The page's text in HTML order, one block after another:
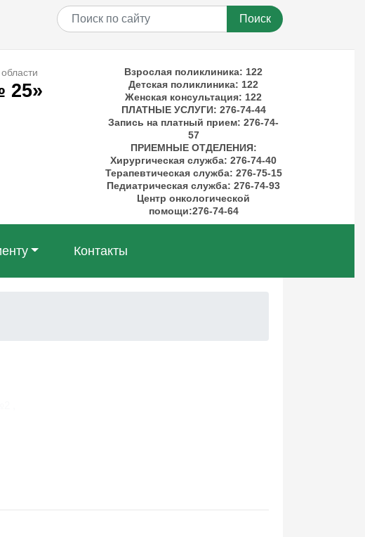
Поиск
25»
Взрослая поликлиника: 122
Детская поликлиника: 122
Женская консультация: 122
ПЛАТНЫЕ УСЛУГИ: 276-74-44
Запись на платный прием: 276-74-
57
ПРИЕМНЫЕ ОТДЕЛЕНИЯ:
Хирургическая служба: 276-74-40
Терапевтическая служба: 276-75-15
Педиатрическая служба: 276-74-93
Центр онкологической
помощи:276-74-64
Контакты